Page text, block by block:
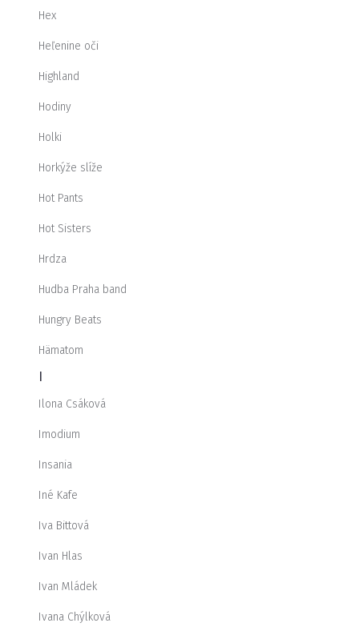
Hex
Heľenine oči
Highland
Hodiny
Holki
Horkýže slíže
Hot Pants
Hot Sisters
Hrdza
Hudba Praha band
Hungry Beats
Hämatom
I
Ilona Csáková
Imodium
Insania
Iné Kafe
Iva Bittová
Ivan Hlas
Ivan Mládek
Ivana Chýlková